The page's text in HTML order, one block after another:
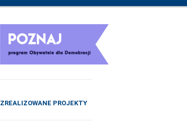
ZREALIZOWANE PROJEKTY